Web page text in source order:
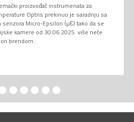
proizvođač instrumenata za
Optris prekinuo je saradnju sa
Micro-Epsilon (µƐ) tako da se
kamere od 30.06.2025. više neće
brendom.